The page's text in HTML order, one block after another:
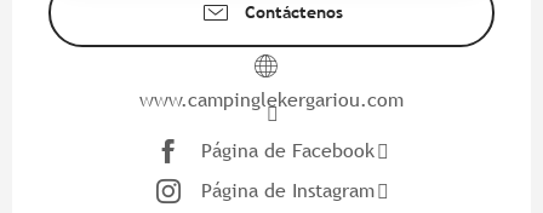
Contáctenos
www.campinglekergariou.com
Página de Facebook
Página de Instagram